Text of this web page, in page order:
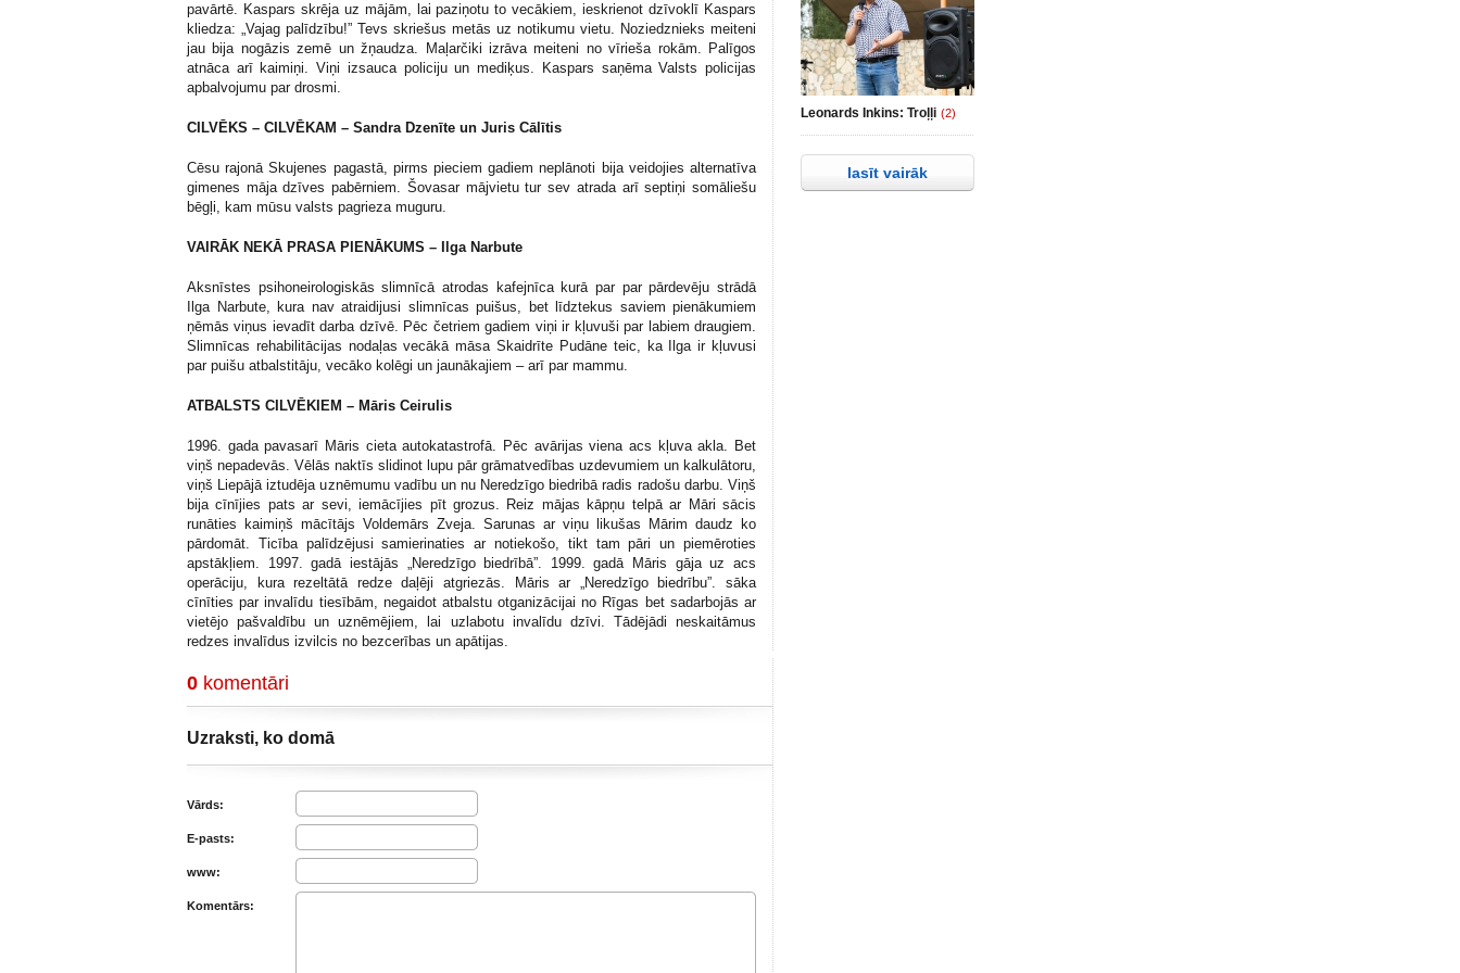
pavārtē. Kaspars skrēja uz mājām, lai paziņotu to vecākiem, ieskrienot dzīvoklī Kaspars
kliedza: „Vajag palīdzību!” Tevs skriešus metās uz notikumu vietu. Noziedznieks meiteni
jau bija nogāzis zemē un žņaudza. Maļarčiki izrāva meiteni no vīrieša rokām. Palīgos
atnāca arī kaimiņi. Viņi izsauca policiju un mediķus. Kaspars saņēma Valsts policijas
apbalvojumu par drosmi.
CILVĒKS – CILVĒKAM – Sandra Dzenīte un Juris Cālītis
Cēsu rajonā Skujenes pagastā, pirms pieciem gadiem neplānoti bija veidojies alternatīva
gimenes māja dzīves pabērniem. Šovasar mājvietu tur sev atrada arī septiņi somāliešu
bēgļi, kam mūsu valsts pagrieza muguru.
VAIRĀK NEKĀ PRASA PIENĀKUMS – Ilga Narbute
Aksnīstes psihoneirologiskās slimnīcā atrodas kafejnīca kurā par par pārdevēju strādā
Ilga Narbute, kura nav atraidijusi slimnīcas puišus, bet līdztekus saviem pienākumiem
ņēmās viņus ievadīt darba dzīvē. Pēc četriem gadiem viņi ir kļuvuši par labiem draugiem.
Slimnīcas rehabilitācijas nodaļas vecākā māsa Skaidrīte Pudāne teic, ka Ilga ir kļuvusi
par puišu atbalstitāju, vecāko kolēgi un jaunākajiem – arī par mammu.
ATBALSTS CILVĒKIEM – Māris Ceirulis
1996. gada pavasarī Māris cieta autokatastrofā. Pēc avārijas viena acs kļuva akla. Bet
viņš nepadevās. Vēlās naktīs slidinot lupu pār grāmatvedības uzdevumiem un kalkulātoru,
viņš Liepājā iztudēja uznēmumu vadību un nu Neredzīgo biedribā radis radošu darbu. Viņš
bija cīnījies pats ar sevi, iemācījies pīt grozus. Reiz mājas kāpņu telpā ar Māri sācis
runāties kaimiņš mācītājs Voldemārs Zveja. Sarunas ar viņu likušas Mārim daudz ko
pārdomāt. Ticība palīdzējusi samierinaties ar notiekošo, tikt tam pāri un piemēroties
apstākļiem. 1997. gadā iestājās „Neredzīgo biedrībā”. 1999. gadā Māris gāja uz acs
operāciju, kura rezeltātā redze daļēji atgriezās. Māris ar „Neredzīgo biedrību”. sāka
cīnīties par invalīdu tiesībām, negaidot atbalstu otganizācijai no Rīgas bet sadarbojās ar
vietējo pašvaldību un uznēmējiem, lai uzlabotu invalīdu dzīvi. Tādējādi neskaitāmus
redzes invalīdus izvilcis no bezcerības un apātijas.
0 komentāri
Uzraksti, ko domā
Vārds:
E-pasts:
www:
Komentārs:
Leonards Inkins: Troļļi (2)
lasīt vairāk